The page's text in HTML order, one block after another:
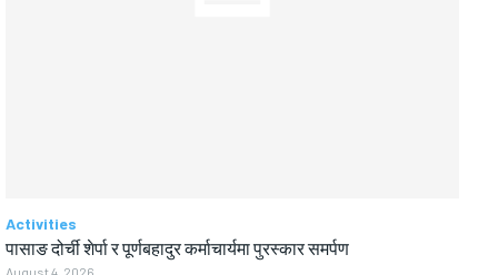
Activities
पासाङ दोर्ची शेर्पा र पूर्णबहादुर कर्माचार्यमा पुरस्कार समर्पण
August 4, 2026